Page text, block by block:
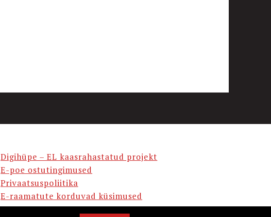
Digihüpe – EL kaasrahastatud projekt
E-poe ostutingimused
Privaatsuspoliitika
E-raamatute korduvad küsimused